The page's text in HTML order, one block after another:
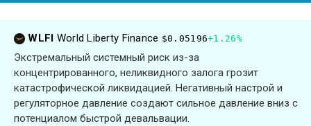
WLFI World Liberty Finance $0.05196+1.26%
Экстремальный системный риск из-за
концентрированного, неликвидного залога грозит
катастрофической ликвидацией. Негативный настрой и
регуляторное давление создают сильное давление вниз с
потенциалом быстрой девальвации.